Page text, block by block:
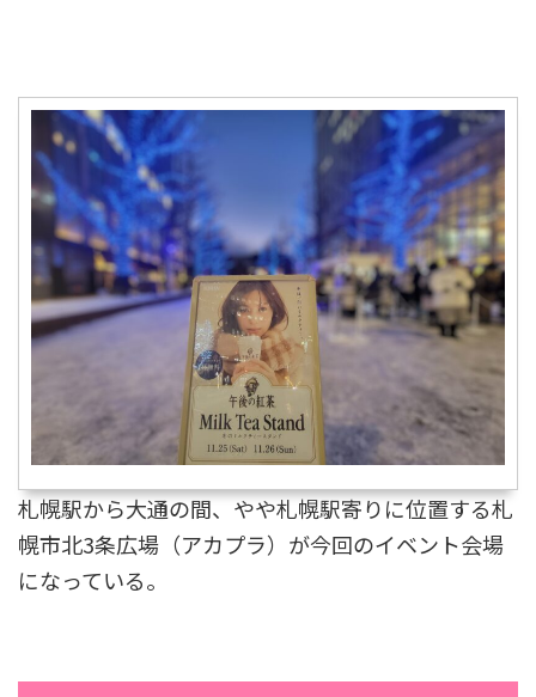
札幌駅から大通の間、やや札幌駅寄りに位置する札
幌市北3条広場（アカプラ）が今回のイベント会場
になっている。